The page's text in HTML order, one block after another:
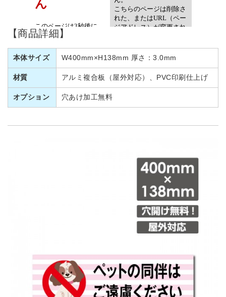
【商品詳細】
本体サイズ W400mm×H138mm 厚さ：3.0mm
材質 アルミ複合板（屋外対応）、PVC印刷仕上げ
オプション 穴あけ加工無料